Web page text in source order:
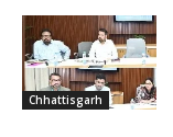
Chhattisgarh